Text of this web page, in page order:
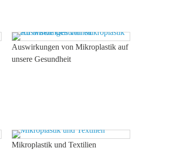
Auswirkungen von Mikroplastik auf
unsere Gesundheit
Mikroplastik und Textilien